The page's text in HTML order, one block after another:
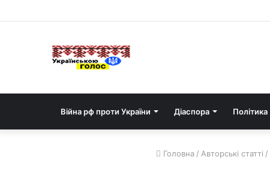
Війна рф проти України Діаспора Політика
Головна / Авторські статті /